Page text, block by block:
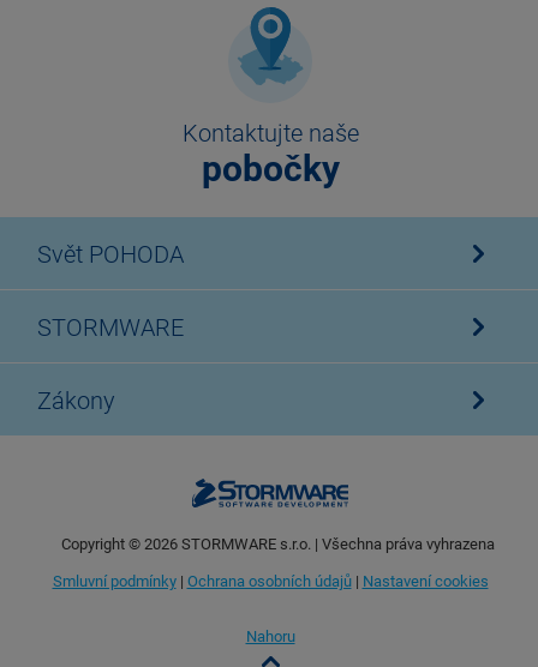
Kontaktujte naše
pobočky
Svět POHODA
STORMWARE
Zákony
Copyright © 2026STORMWARE s.r.o. | Všechna práva vyhrazena
Smluvní podmínky| Ochrana osobních údajů| Nastavení cookies
Nahoru